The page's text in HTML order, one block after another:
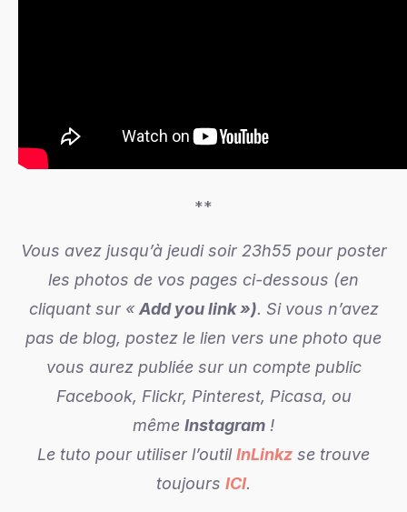
**
Vous avez jusqu’à jeudi soir 23h55 pour poster
les photos de vos pages ci-dessous (en
cliquant sur « Add you link »). Si vous n’avez
pas de blog, postez le lien vers une photo que
vous aurez publiée sur un compte public
Facebook, Flickr, Pinterest, Picasa, ou
même Instagram !
Le tuto pour utiliser l’outilInLinkz se trouve
toujours ICI.